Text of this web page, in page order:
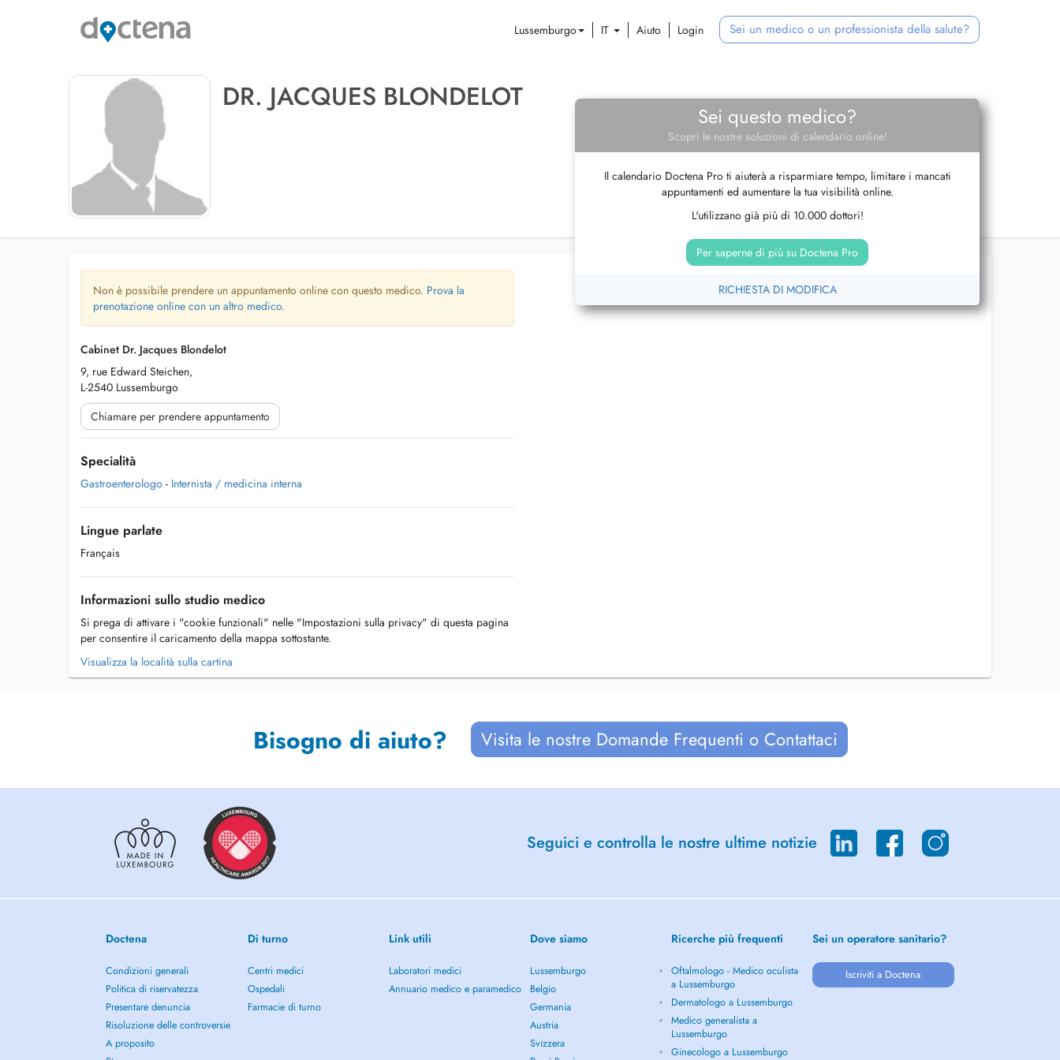
Lussemburgo IT Aiuto Login Sei un medico o un professionista della salute?
DR. JACQUES BLONDELOT
Sei questo medico?
Scopri le nostre soluzioni di calendario online!
Il calendario Doctena Pro ti aiuterà a risparmiare tempo, limitare i mancati
appuntamenti ed aumentare la tua visibilità online.
L'utilizzano già più di 10.000 dottori!
Per saperne di più su Doctena Pro
RICHIESTA DI MODIFICA
Non è possibile prendere un appuntamento online con questo medico. Prova la
prenotazione online con un altro medico.
Cabinet Dr. Jacques Blondelot
9, rue Edward Steichen,
L-2540 Lussemburgo
Chiamare per prendere appuntamento
Specialità
Gastroenterologo - Internista / medicina interna
Lingue parlate
Français
Informazioni sullo studio medico
Si prega di attivare i "cookie funzionali" nelle "Impostazioni sulla privacy" di questa pagina
per consentire il caricamento della mappa sottostante.
Visualizza la località sulla cartina
Bisogno di aiuto? Visita le nostre Domande Frequenti o Contattaci
Seguici e controlla le nostre ultime notizie
Doctena
Condizioni generali
Politica di riservatezza
Presentare denuncia
Risoluzione delle controversie
A proposito
Di turno
Centri medici
Ospedali
Farmacie di turno
Link utili
Laboratori medici
Annuario medico e paramedico
Dove siamo
Lussemburgo
Belgio
Germania
Austria
Svizzera
Ricerche più frequenti
Oftalmologo - Medico oculista
a Lussemburgo
Dermatologo a Lussemburgo
Medico generalista a
Lussemburgo
Ginecologo a Lussemburgo
Sei un operatore sanitario?
Iscriviti a Doctena